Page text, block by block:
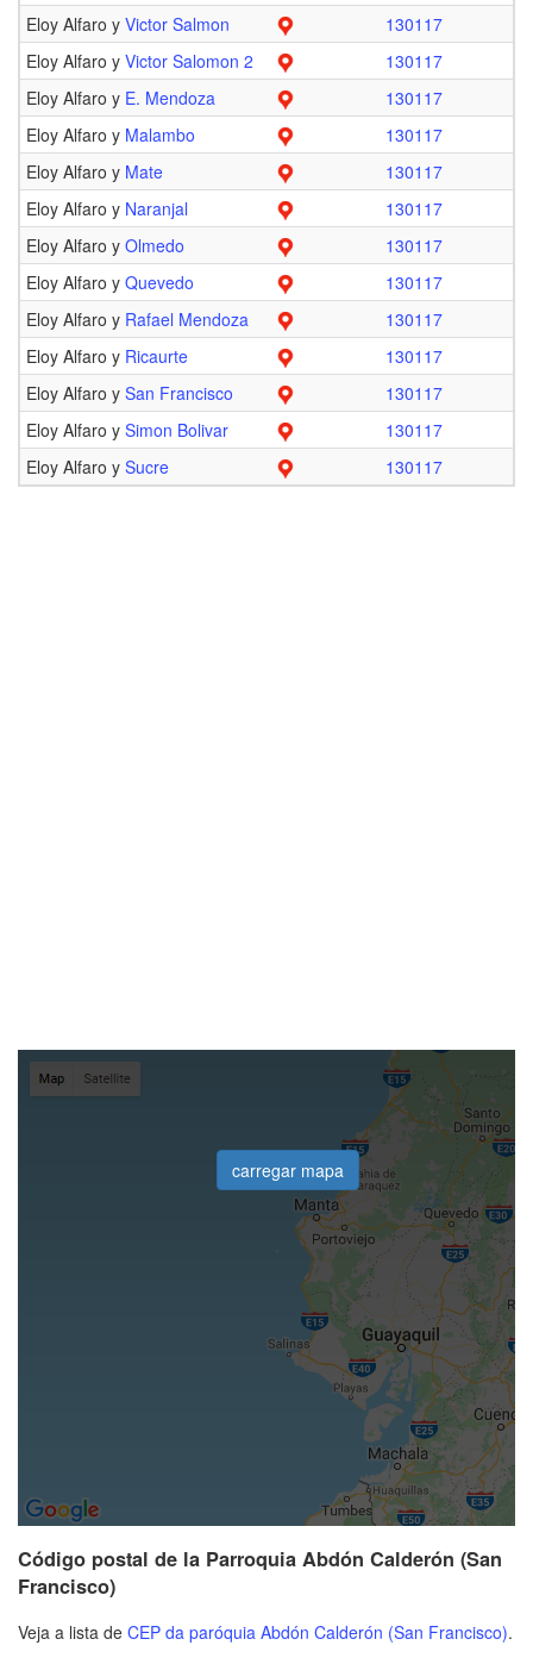
Eloy Alfaro y Victor Salmon
130117
Eloy Alfaro y Victor Salomon 2
130117
Eloy Alfaro y E. Mendoza
130117
Eloy Alfaro y Malambo
130117
Eloy Alfaro y Mate
130117
Eloy Alfaro y Naranjal
130117
Eloy Alfaro y Olmedo
130117
Eloy Alfaro y Quevedo
130117
Eloy Alfaro y Rafael Mendoza
130117
Eloy Alfaro y Ricaurte
130117
Eloy Alfaro y San Francisco
130117
Eloy Alfaro y Simon Bolivar
130117
Eloy Alfaro y Sucre 130117
carregar mapa
Código postal de la Parroquia Abdón Calderón (San
Francisco)
Veja a lista de CEP da paróquia Abdón Calderón (San Francisco).